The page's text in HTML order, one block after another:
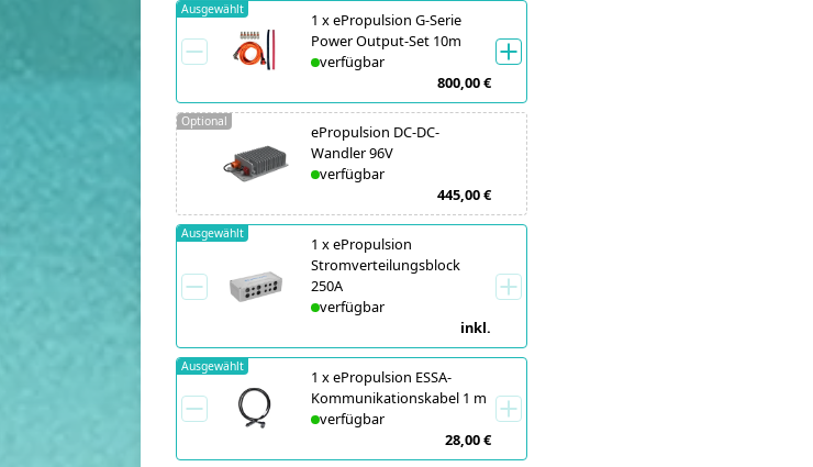
1 xePropulsion G-Serie
Power Output-Set 10m
verfügbar
800,00 €
Ausgewählt
ePropulsion DC-DC-
Wandler 96V
verfügbar
445,00 €
Optional
1 xePropulsion
Stromverteilungsblock
250A
verfügbar
inkl.
Ausgewählt
1 xePropulsion ESSA-
Kommunikationskabel 1 m
verfügbar
28,00 €
Ausgewählt